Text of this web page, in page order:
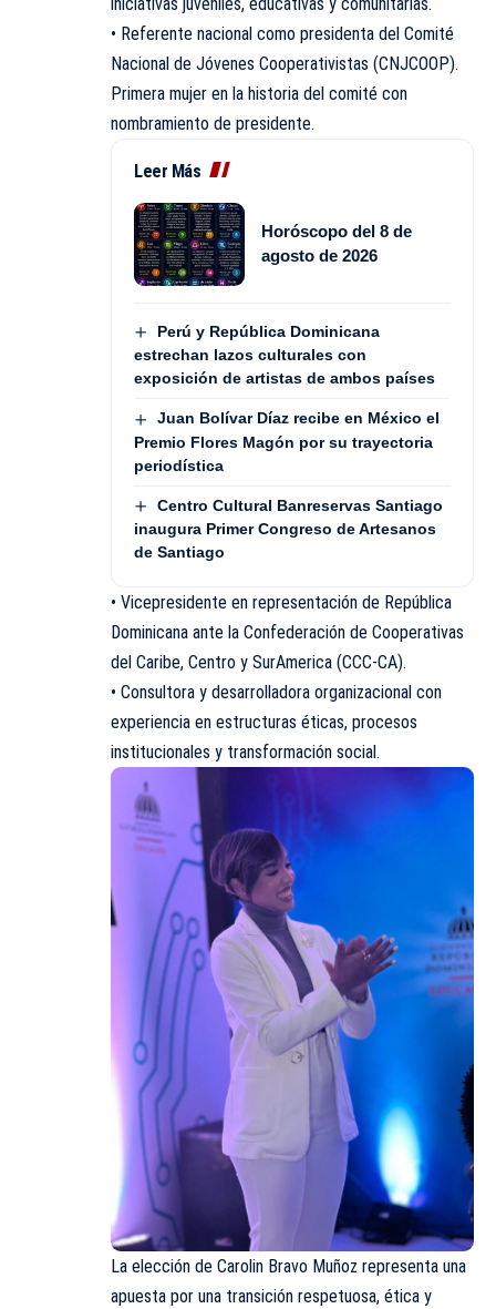
• Referente nacional como presidenta del Comité
Nacional de Jóvenes Cooperativistas (CNJCOOP).
Primera mujer en la historia del comité con
nombramiento de presidente.
Leer Más
Horóscopo del 8 de
agosto de 2026
Perú y República Dominicana
estrechan lazos culturales con
exposición de artistas de ambos países
Juan Bolívar Díaz recibe en México el
Premio Flores Magón por su trayectoria
periodística
Centro Cultural Banreservas Santiago
inaugura Primer Congreso de Artesanos
de Santiago
• Vicepresidente en representación de República
Dominicana ante la Confederación de Cooperativas
del Caribe, Centro y SurAmerica (CCC-CA).
• Consultora y desarrolladora organizacional con
experiencia en estructuras éticas, procesos
institucionales y transformación social.
La elección de Carolin Bravo Muñoz representa una
apuesta por una transición respetuosa, ética y